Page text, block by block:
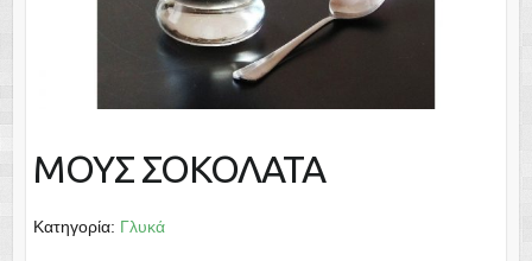
ΜΟΥΣ ΣΟΚΟΛΑΤΑ
Κατηγορία: Γλυκά